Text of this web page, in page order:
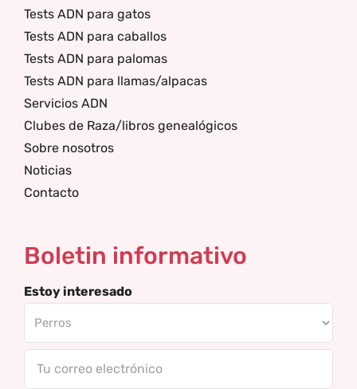
Tests ADN para gatos
Tests ADN para caballos
Tests ADN para palomas
Tests ADN para llamas/alpacas
Servicios ADN
Clubes de Raza/libros genealógicos
Sobre nosotros
Noticias
Contacto
Boletin informativo
Estoy interesado